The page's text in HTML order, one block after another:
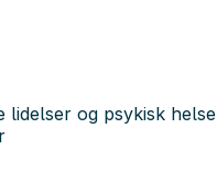
lidelser og psykisk helse